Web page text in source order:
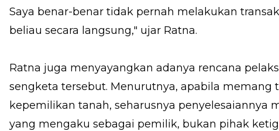
Saya benar-benar tidak pernah melakukan
beliau secara langsung," ujar Ratna.
Ratna juga menyayangkan adanya rencana
sengketa tersebut. Menurutnya, apabila
kepemilikan tanah, seharusnya penyelesaiannya
yang mengaku sebagai pemilik, bukan pihak